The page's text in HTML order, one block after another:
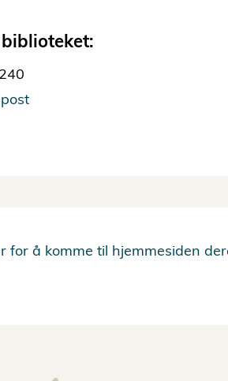
for å komme til hjemmesiden